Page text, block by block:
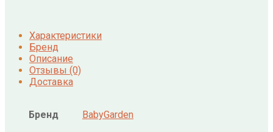
Характеристики
Бренд
Описание
Отзывы (0)
Доставка
Бренд BabyGarden